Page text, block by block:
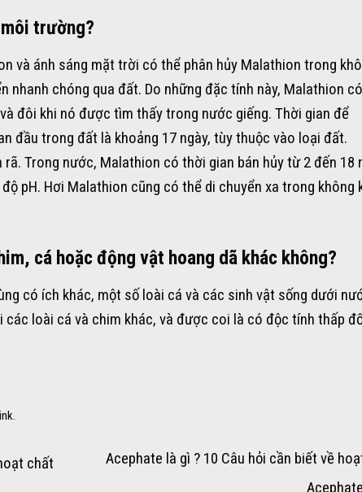
trường?
và ánh sáng mặt trời có thể phân hủy Malathion trong
nhanh chóng qua đất. Do những đặc tính này, Malathion
đôi khi nó được tìm thấy trong nước giếng. Thời gian để
đầu trong đất là khoảng 17 ngày, tùy thuộc vào loại đất.
Trong nước, Malathion có thời gian bán hủy từ 2 đến 18
pH. Hơi Malathion cũng có thể di chuyển xa trong không
cá hoặc động vật hoang dã khác không?
có ích khác, một số loài cá và các sinh vật sống dưới
loài cá và chim khác, và được coi là có độc tính thấp
.
chất
Acephate là gì ? 10 Câu hỏi cần biết về
Acephate